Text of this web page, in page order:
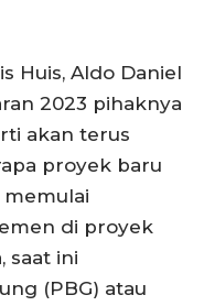
Huis, Aldo Daniel
2023 pihaknya
akan terus
proyek baru
di proyek
saat ini
(PBG) atau